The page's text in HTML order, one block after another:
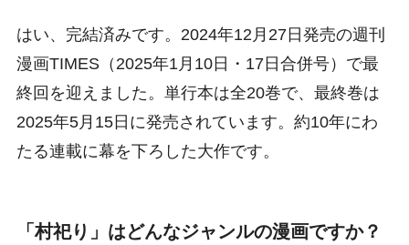
はい、完結済みです。2024年12月27日発売の週刊
漫画TIMES（2025年1月10日・17日合併号）で最
終回を迎えました。単行本は全20巻で、最終巻は
2025年5月15日に発売されています。約10年にわ
たる連載に幕を下ろした大作です。
「村祀り」はどんなジャンルの漫画ですか？